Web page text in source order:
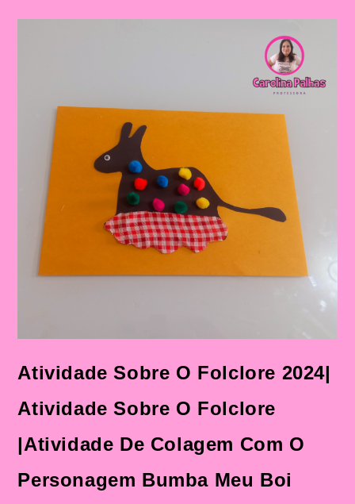
Atividade Sobre O Folclore 2024|
Atividade Sobre O Folclore
|Atividade De Colagem Com O
Personagem Bumba Meu Boi